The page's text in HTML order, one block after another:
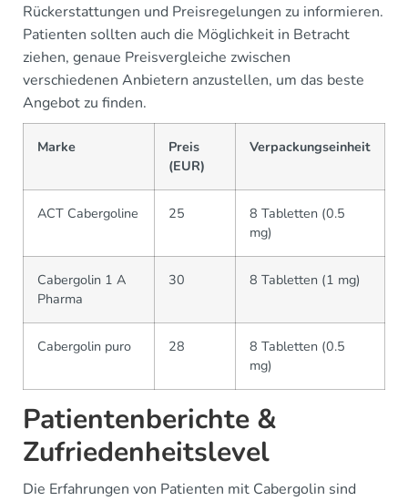
Rückerstattungen und Preisregelungen zu informieren.
Patienten sollten auch die Möglichkeit in Betracht
ziehen, genaue Preisvergleiche zwischen
verschiedenen Anbietern anzustellen, um das beste
Angebot zu finden.
Marke
Preis
(EUR)
Verpackungseinheit
ACT Cabergoline 25
8 Tabletten (0.5
mg)
Cabergolin 1 A
Pharma
30 8 Tabletten (1 mg)
Cabergolin puro 28
8 Tabletten (0.5
mg)
Patientenberichte &
Zufriedenheitslevel
Die Erfahrungen von Patienten mit Cabergolin sind